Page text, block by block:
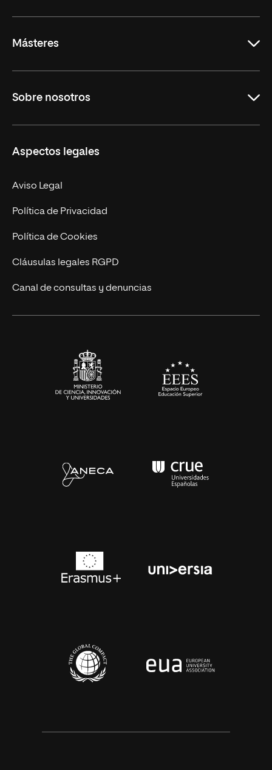
Másteres
Derecho
Empresa
MBA
Marketing y Comunicación
Ingeniería
Diseño
Ciencias de la Salud
Sobre nosotros
Nuestro Equipo
Contacto
Aspectos legales
Aviso Legal
Política de Privacidad
Política de Cookies
Cláusulas legales RGPD
Canal de consultas y denuncias